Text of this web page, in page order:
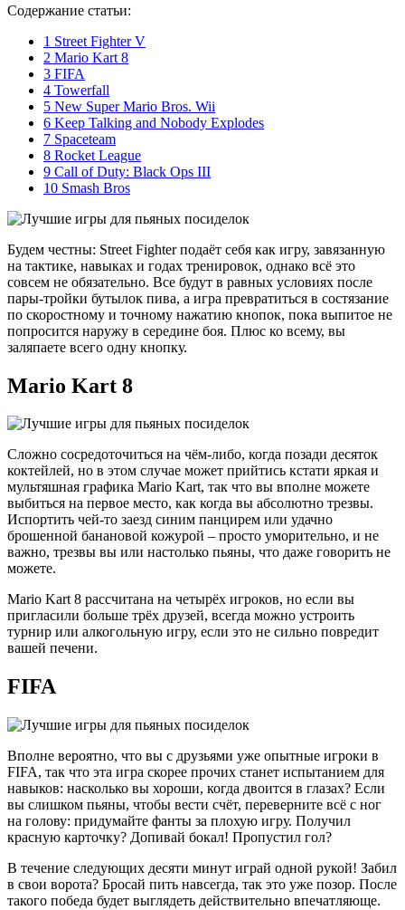
Содержание статьи:
1 Street Fighter V
2 Mario Kart 8
3 FIFA
4 Towerfall
5 New Super Mario Bros. Wii
6 Keep Talking and Nobody Explodes
7 Spaceteam
8 Rocket League
9 Call of Duty: Black Ops III
10 Smash Bros
Будем честны: Street Fighter подаёт себя как игру, завязанную
на тактике, навыках и годах тренировок, однако всё это
совсем не обязательно. Все будут в равных условиях после
пары-тройки бутылок пива, а игра превратиться в состязание
по скоростному и точному нажатию кнопок, пока выпитое не
попросится наружу в середине боя. Плюс ко всему, вы
заляпаете всего одну кнопку.
Mario Kart 8
Сложно сосредоточиться на чём-либо, когда позади десяток
коктейлей, но в этом случае может прийтись кстати яркая и
мультяшная графика Mario Kart, так что вы вполне можете
выбиться на первое место, как когда вы абсолютно трезвы.
Испортить чей-то заезд синим панцирем или удачно
брошенной банановой кожурой – просто уморительно, и не
важно, трезвы вы или настолько пьяны, что даже говорить не
можете.
Mario Kart 8 рассчитана на четырёх игроков, но если вы
пригласили больше трёх друзей, всегда можно устроить
турнир или алкогольную игру, если это не сильно повредит
вашей печени.
FIFA
Вполне вероятно, что вы с друзьями уже опытные игроки в
FIFA, так что эта игра скорее прочих станет испытанием для
навыков: насколько вы хороши, когда двоится в глазах? Если
вы слишком пьяны, чтобы вести счёт, переверните всё с ног
на голову: придумайте фанты за плохую игру. Получил
красную карточку? Допивай бокал! Пропустил гол?
В течение следующих десяти минут играй одной рукой! Забил
в свои ворота? Бросай пить навсегда, так это уже позор. После
такого победа будет выглядеть действительно впечатляюще.